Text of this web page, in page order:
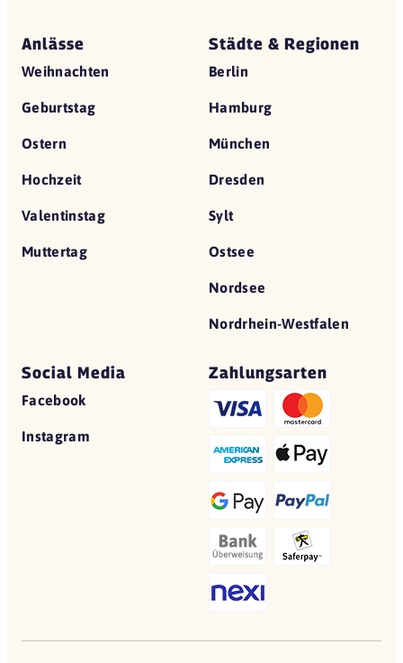
Anlässe
Weihnachten
Geburtstag
Ostern
Hochzeit
Valentinstag
Muttertag
Städte & Regionen
Berlin
Hamburg
München
Dresden
Sylt
Ostsee
Nordsee
Nordrhein-Westfalen
Social Media
Facebook
Instagram
Zahlungsarten